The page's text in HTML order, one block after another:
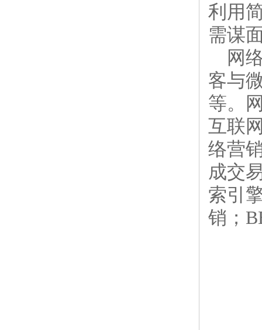
利用
需谋
网
客与
等。
互联
络营
成交
索引
销；